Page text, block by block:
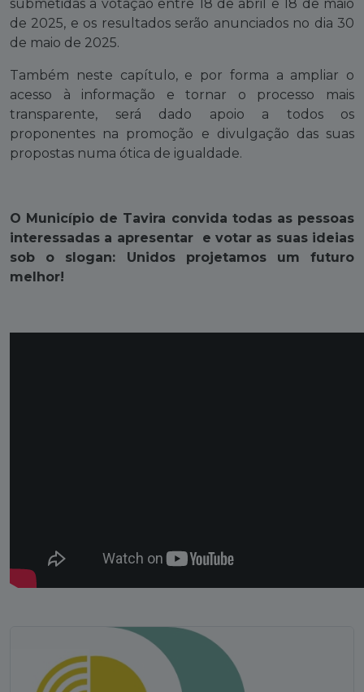
submetidas a votação entre 18 de abril e 18 de maio
de 2025, e os resultados serão anunciados no dia 30
de maio de 2025.
Também neste capítulo, e por forma a ampliar o
acesso à informação e tornar o processo mais
transparente, será dado apoio a todos os
proponentes na promoção e divulgação das suas
propostas numa ótica de igualdade.
O Município de Tavira convida todas as pessoas
interessadas a apresentar e votar as suas ideias
sob o slogan: Unidos projetamos um futuro
melhor!